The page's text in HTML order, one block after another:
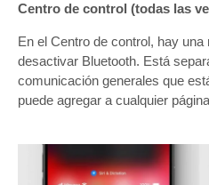
Centro de control (todas las
En el Centro de control, hay
desactivar Bluetooth. Está
comunicación generales que
puede agregar a cualquier